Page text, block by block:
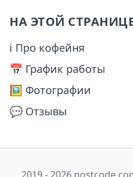
НА ЭТОЙ
ℹ Про кофейня
📅️ График работы
🖼️ Фотографии
💬 Отзывы